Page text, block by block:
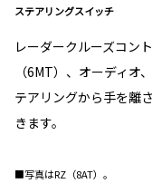
ステアリングスイッチ
レーダークルーズコン
（6MT）、オーディ
テアリングから手を離
きます。
■写真はRZ（8AT）。